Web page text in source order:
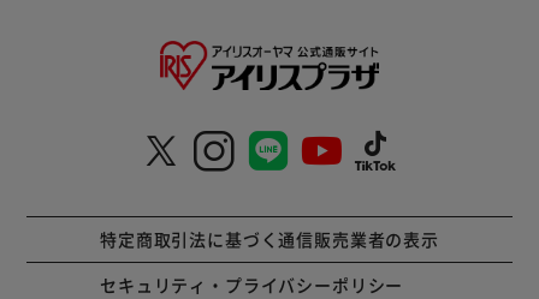
特定商取引法に基づく通信販売業者の表示
セキュリティ・プライバシーポリシー